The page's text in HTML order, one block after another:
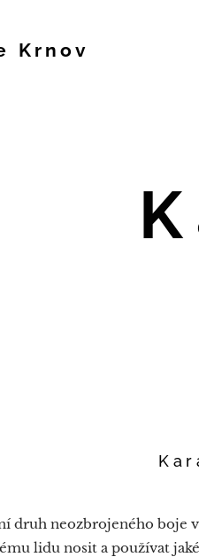
Krnov
druh neozbrojeného boje
lidu nosit a používat